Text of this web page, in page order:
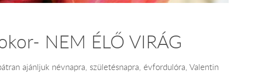
NEM ÉLŐ VIRÁG
ajánljuk névnapra, születésnapra, évfordulóra, Valentin